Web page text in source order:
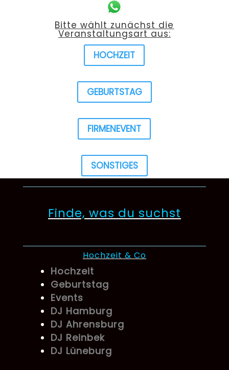
Bitte wählt zunächst die
Veranstaltungsart aus:
HOCHZEIT
GEBURTSTAG
FIRMENEVENT
SONSTIGES
Finde, was du suchst
Hochzeit & Co
Hochzeit
Geburtstag
Events
DJ Hamburg
DJ Ahrensburg
DJ Reinbek
DJ Lüneburg